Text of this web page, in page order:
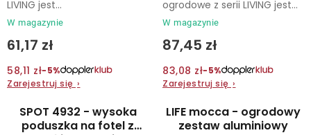
W magazynie
61,17 zł
58,11 zł−5%
Zarejestruj się ›
LIVING jest...
W magazynie
87,45 zł
83,08 zł−5%
Zarejestruj się ›
ogrodowe z serii LIVING jest...
SPOT 4932 - wysoka
poduszka na fotel z
LIFE mocca - ogrodowy
zestaw aluminiowy